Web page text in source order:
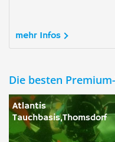
mehr Infos
Die besten
Atlantis
Tauchbasis,Thomsdorf